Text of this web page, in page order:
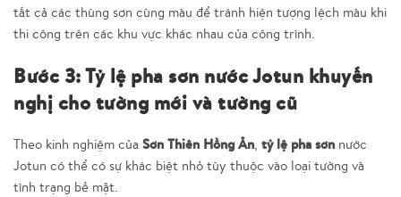
tất cả các thùng sơn cùng màu để tránh hiện tượng lệch màu khi
thi công trên các khu vực khác nhau của công trình.
Bước 3: Tỷ lệ pha sơn nước Jotun khuyến
nghị cho tường mới và tường cũ
Theo kinh nghiệm của Sơn Thiên Hồng Ân tỷ lệ pha sơn nước
Jotun có thể có sự khác biệt nhỏ tùy thuộc vào loại tường và
tình trạng bề mặt.